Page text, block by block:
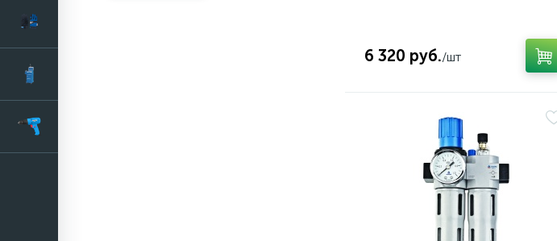
6 320 руб./шт